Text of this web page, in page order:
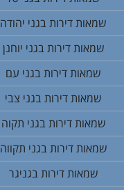
שמאות דירות בגני יהודה
שמאות דירות בגני יוחנן
שמאות דירות בגני עם
שמאות דירות בגני צבי
שמאות דירות בגני תקוה
שמאות דירות בגני תקווה
שמאות דירות בגניגר